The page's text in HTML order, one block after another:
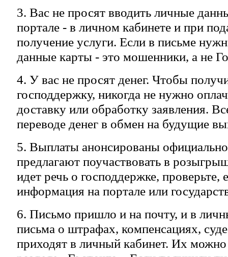
3. Вас не просят вводить личные
портале - в личном кабинете и при
получение услуги. Если в письме
данные карты - это мошенники, а не
4. У вас не просят денег. Чтобы
господдержку, никогда не нужно
доставку или обработку заявления.
переводе денег в обмен на будущие
5. Выплаты анонсированы
предлагают поучаствовать в
идет речь о господдержке, проверьте,
информация на портале или
6. Письмо пришло и на почту, и в
письма о штрафах, компенсациях,
приходят в личный кабинет. Их